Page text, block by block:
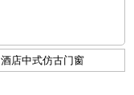
酒店中式仿古门窗